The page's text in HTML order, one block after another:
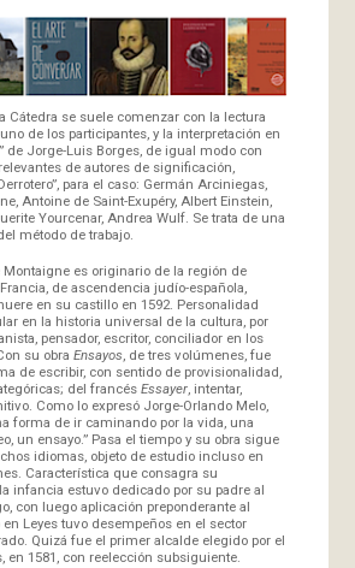
Cátedra se suele comenzar con la lectura
de los participantes, y la interpretación en
de Jorge-Luis Borges, de igual modo con
de autores de significación,
para el caso: Germán Arciniegas,
Antoine de Saint-Exupéry, Albert Einstein,
Yourcenar, Andrea Wulf. Se trata de una
método de trabajo.
es originario de la región de
de ascendencia judío-española,
en su castillo en 1592. Personalidad
en la historia universal de la cultura, por
pensador, escritor, conciliador en los
su obra Ensayos, de tres volúmenes, fue
de escribir, con sentido de provisionalidad,
del francés Essayer, intentar,
Como lo expresó Jorge-Orlando Melo,
forma de ir caminando por la vida, una
un ensayo.” Pasa el tiempo y su obra sigue
idiomas, objeto de estudio incluso en
Característica que consagra su
infancia estuvo dedicado por su padre al
con luego aplicación preponderante al
Leyes tuvo desempeños en el sector
Quizá fue el primer alcalde elegido por el
en 1581, con reelección subsiguiente.